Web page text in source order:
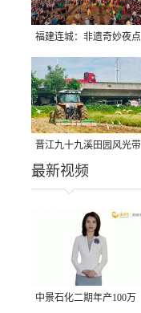
福建连城：非遗奇妙夜点
亮夏夜
晋江九十九溪田园风光带
千亩早稻迎来成熟收割季
最新视频
中景石化二期年产100万